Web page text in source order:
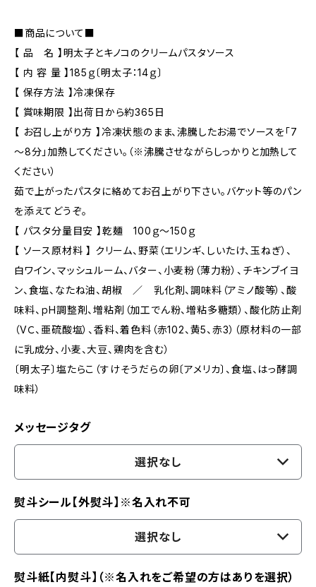
■商品について■
【 品 名 】明太子とキノコのクリームパスタソース
【 内 容 量 】185ｇ〔明太子：14ｇ〕
【 保存方法 】冷凍保存
【 賞味期限 】出荷日から約365日
【 お召し上がり方 】冷凍状態のまま、沸騰したお湯でソースを「7
～8分」加熱してください。（※沸騰させながらしっかりと加熱して
ください）
茹で上がったパスタに絡めてお召上がり下さい。バケット等のパン
を添えてどうぞ。
【 パスタ分量目安 】乾麺 100ｇ～150ｇ
【 ソース原材料 】 クリーム、野菜（エリンギ、しいたけ、玉ねぎ）、
白ワイン、マッシュルーム、バター、小麦粉（薄力粉）、チキンブイヨ
ン、食塩、なたね油、胡椒 ／ 乳化剤、調味料（アミノ酸等）、酸
味料、ｐH調整剤、増粘剤（加工でん粉、増粘多糖類）、酸化防止剤
（VＣ、亜硫酸塩）、香料、着色料（赤102、黄5、赤3）（原材料の一部
に乳成分、小麦、大豆、鶏肉を含む）
〔明太子〕塩たらこ（すけそうだらの卵〔アメリカ〕、食塩、はっ酵調
味料）
メッセージタグ
選択なし
熨斗シール【外熨斗】※名入れ不可
選択なし
熨斗紙【内熨斗】（※名入れをご希望の方はありを選択）